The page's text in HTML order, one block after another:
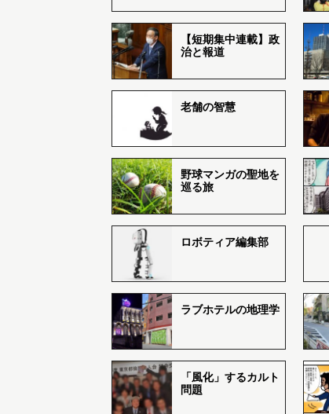
【短期集中連載】政
治と報道
老舗の智慧
野球マンガの聖地を
巡る旅
ロボティア編集部
ラブホテルの地理学
「風化」するカルト
問題